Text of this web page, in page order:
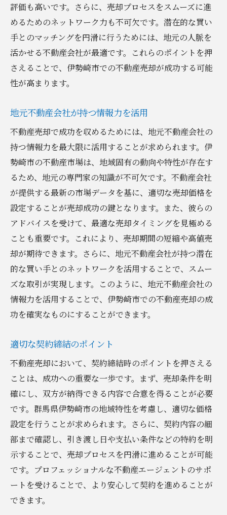
評価も高いです。さらに、売却プロセスをスムーズに進
めるためのネットワーク力も不可欠です。潜在的な買い
手とのマッチングを円滑に行うためには、地元の人脈を
活かせる不動産会社が最適です。これらのポイントを押
さえることで、伊勢崎市での不動産売却が成功する可能
性が高まります。
地元不動産会社が持つ情報力を活用
不動産売却で成功を収めるためには、地元不動産会社の
持つ情報力を最大限に活用することが求められます。伊
勢崎市の不動産市場は、地域固有の動向や特性が存在す
るため、地元の専門家の知識が不可欠です。不動産会社
が提供する最新の市場データを基に、適切な売却価格を
設定することが売却成功の鍵となります。また、彼らの
アドバイスを受けて、最適な売却タイミングを見極める
ことも重要です。これにより、売却期間の短縮や高値売
却が期待できます。さらに、地元不動産会社が持つ潜在
的な買い手とのネットワークを活用することで、スムー
ズな取引が実現します。このように、地元不動産会社の
情報力を活用することで、伊勢崎市での不動産売却の成
功を確実なものにすることができます。
適切な契約締結のポイント
不動産売却において、契約締結時のポイントを押さえる
ことは、成功への重要な一歩です。まず、売却条件を明
確にし、双方が納得できる内容で合意を得ることが必要
です。群馬県伊勢崎市の地域特性を考慮し、適切な価格
設定を行うことが求められます。さらに、契約内容の細
部まで確認し、引き渡し日や支払い条件などの特約を明
示することで、売却プロセスを円滑に進めることが可能
です。プロフェッショナルな不動産エージェントのサポ
ートを受けることで、より安心して契約を進めることが
できます。